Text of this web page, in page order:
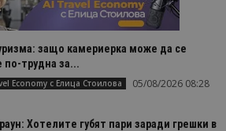
защо камериерка може да се
по-трудна за...
Economy с Елица Стоилова 05/08/2026 08:28
Хотелите губят пари заради грешки в